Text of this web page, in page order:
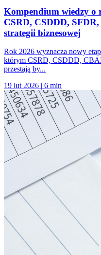
Kompendium wiedzy o
CSRD, CSDDD,
strategii biznesowej
Rok 2026 wyznacza nowy
którym CSRD, CSDDD,
przestają by...
19 lut 2026 | 6 min